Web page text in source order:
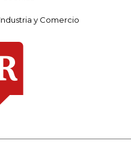
y Comercio